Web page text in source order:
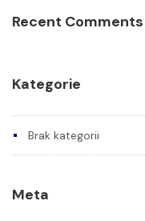
Recent Comments
Kategorie
Brak kategorii
Meta